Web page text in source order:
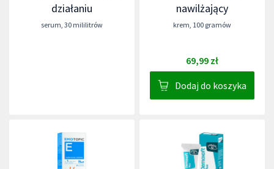
działaniu
serum 30 mililitrów
nawilżający
krem 100 gramów
69,99 zł
Dodaj do koszyka